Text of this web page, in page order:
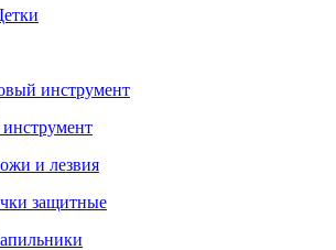
инструмент
и лезвия
защитные